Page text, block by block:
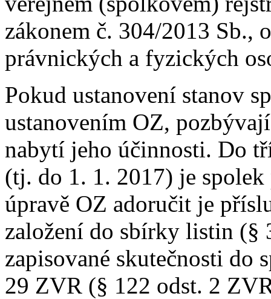
zákonem č. 304/2013 Sb.,
právnických a fyzických
Pokud ustanovení stanov
ustanovením OZ,
nabytí jeho účinnosti. Do
(tj. do 1. 1. 2017) je
úpravě OZ adoručit je
založení do sbírky listin (§
zapisované skutečnosti do
29 ZVR (§ 122 odst. 2